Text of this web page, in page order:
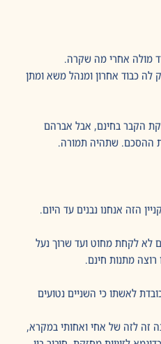
מולה אחרי מה שקרה.
כבוד אחרון ומנהל משא ומתן
הקבר בחינם, אבל אברהם
ההסכם. שתהיה תמורה.
הזה אנחנו נבנים עד היום.
לקחת מחוט ועד שרוך נעל
מתנות חינם.
לאשתו כי השניים נטועים
זה לזה של אחי ואחותי במקרא,